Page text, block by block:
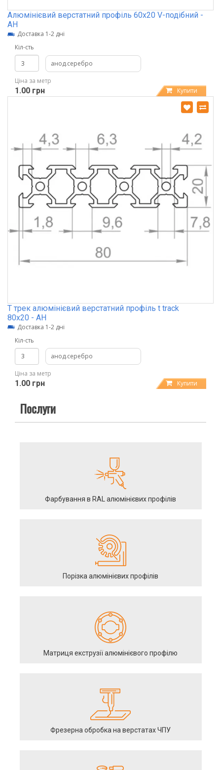
Алюмінієвий верстатний профіль 60х20 V-подібний -
АН
Доставка 1-2 дні
Кіл-сть
анод.серебро
Ціна за метр
1.00 грн Купити
Т трек алюмінієвий верстатний профіль t track
80х20 - АН
Доставка 1-2 дні
Кіл-сть
анод.серебро
Ціна за метр
1.00 грн Купити
Послуги
Фарбування в RAL алюмінієвих профілів
Порізка алюмінієвих профілів
Матриця екструзії алюмінієвого профілю
Фрезерна обробка на верстатах ЧПУ